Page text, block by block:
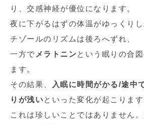
り、交感神経が優位になります。
夜に下がるはずの体温がゆっくり
チゾールのリズムは後ろへずれ、
一方で メラトニンという眠りの合
ます。
その結果、
入眠に時間がかる/途中
りが浅いといった変化が起こります
これは珍しいことではありません